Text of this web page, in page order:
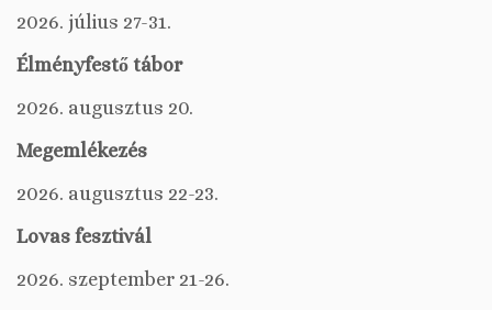
2026. július 27-31.
Élményfestő tábor
2026. augusztus 20.
Megemlékezés
2026. augusztus 22-23.
Lovas fesztivál
2026. szeptember 21-26.